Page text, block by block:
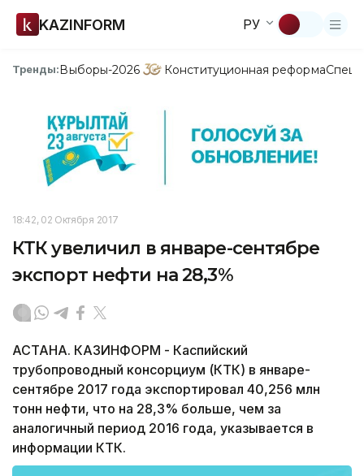
KAZINFORM РУ
Тренды:Выборы-2026 Конституционная реформа
18:42, 02 Октября 2017
КТК увеличил в январе-сентябре
экспорт нефти на 28,3%
АСТАНА. КАЗИНФОРМ - Каспийский
трубопроводный консорциум (КТК) в январе-
сентябре 2017 года экспортировал 40,256 млн
тонн нефти, что на 28,3% больше, чем за
аналогичный период 2016 года, указывается в
информации КТК.